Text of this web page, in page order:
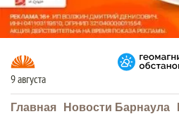
9 августа
Главная Новости Барнаула